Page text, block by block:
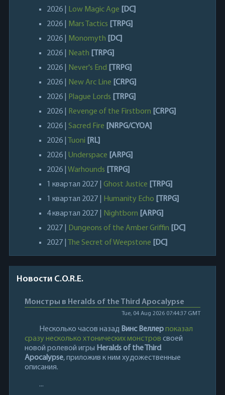
2026 | Low Magic Age [DC]
2026 | Mars Tactics [TRPG]
2026 | Monomyth [DC]
2026 | Neath [TRPG]
2026 | Never's End [TRPG]
2026 | New Arc Line [CRPG]
2026 | Plague Lords [TRPG]
2026 | Revenge of the Firstborn [CRPG]
2026 | Sacred Fire [NRPG/CYOA]
2026 |
Tuoni [RL]
2026 | Underspace [ARPG]
2026 | Warhounds [TRPG]
1 квартал 2027 | Ghost Justice [TRPG]
1 квартал 2027 | Humanity Echo [TRPG]
4 квартал 2027 | Nightborn [ARPG]
2027 | Dungeons of the Amber Griffin [DC]
2027 |
The Secret of Weepstone [DC]
Новости C.O.R.E.
Монстры в Heralds of the Third Apocalypse
Tue, 04 Aug 2026 07:44:37 GMT
Несколько часов назад Винс Веллер показал
сразу несколько хтонических монстров своей
новой ролевой игры Heralds of the Third
Apocalypse, приложив к ним художественные
описания.
...